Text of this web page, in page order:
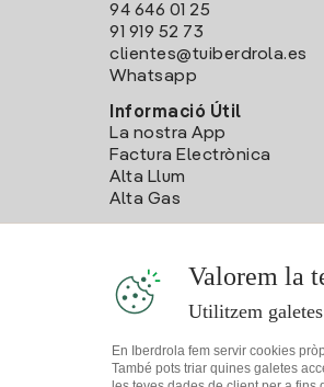
94 646 01 25
91 919 52 73
clientes@tuiberdrola.es
Whatsapp
Informació Útil
La nostra App
Factura Electrònica
Alta Llum
Alta Gas
Valorem la
Utilitzem
En Iberdrola fem servir cookies
També pots triar quines galetes